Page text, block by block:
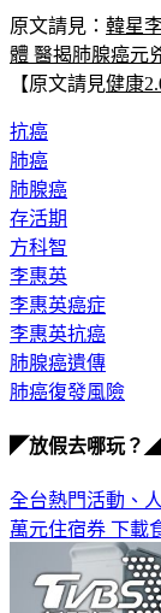
原文請見： 韓星
體 醫揭肺腺癌元
【原文請見健康
抗癌
肺癌
肺腺癌
存活期
方科智
李惠英
李惠英癌症
李惠英抗癌
肺腺癌遺傳
肺癌復發風險
◤放假去哪玩？◢
全台熱門活動、
萬元住宿券 下載